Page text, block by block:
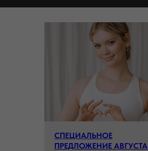
СПЕЦИАЛЬНОЕ
ПРЕДЛОЖЕНИЕ АВГУСТА